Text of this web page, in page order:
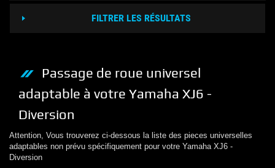
FILTRER LES RÉSULTATS
Passage de roue universel
adaptable à votre Yamaha XJ6 -
Diversion
Attention, Vous trouverez ci-dessous la liste des pieces universelles
adaptables non prévu spécifiquement pour votre Yamaha XJ6 -
Diversion